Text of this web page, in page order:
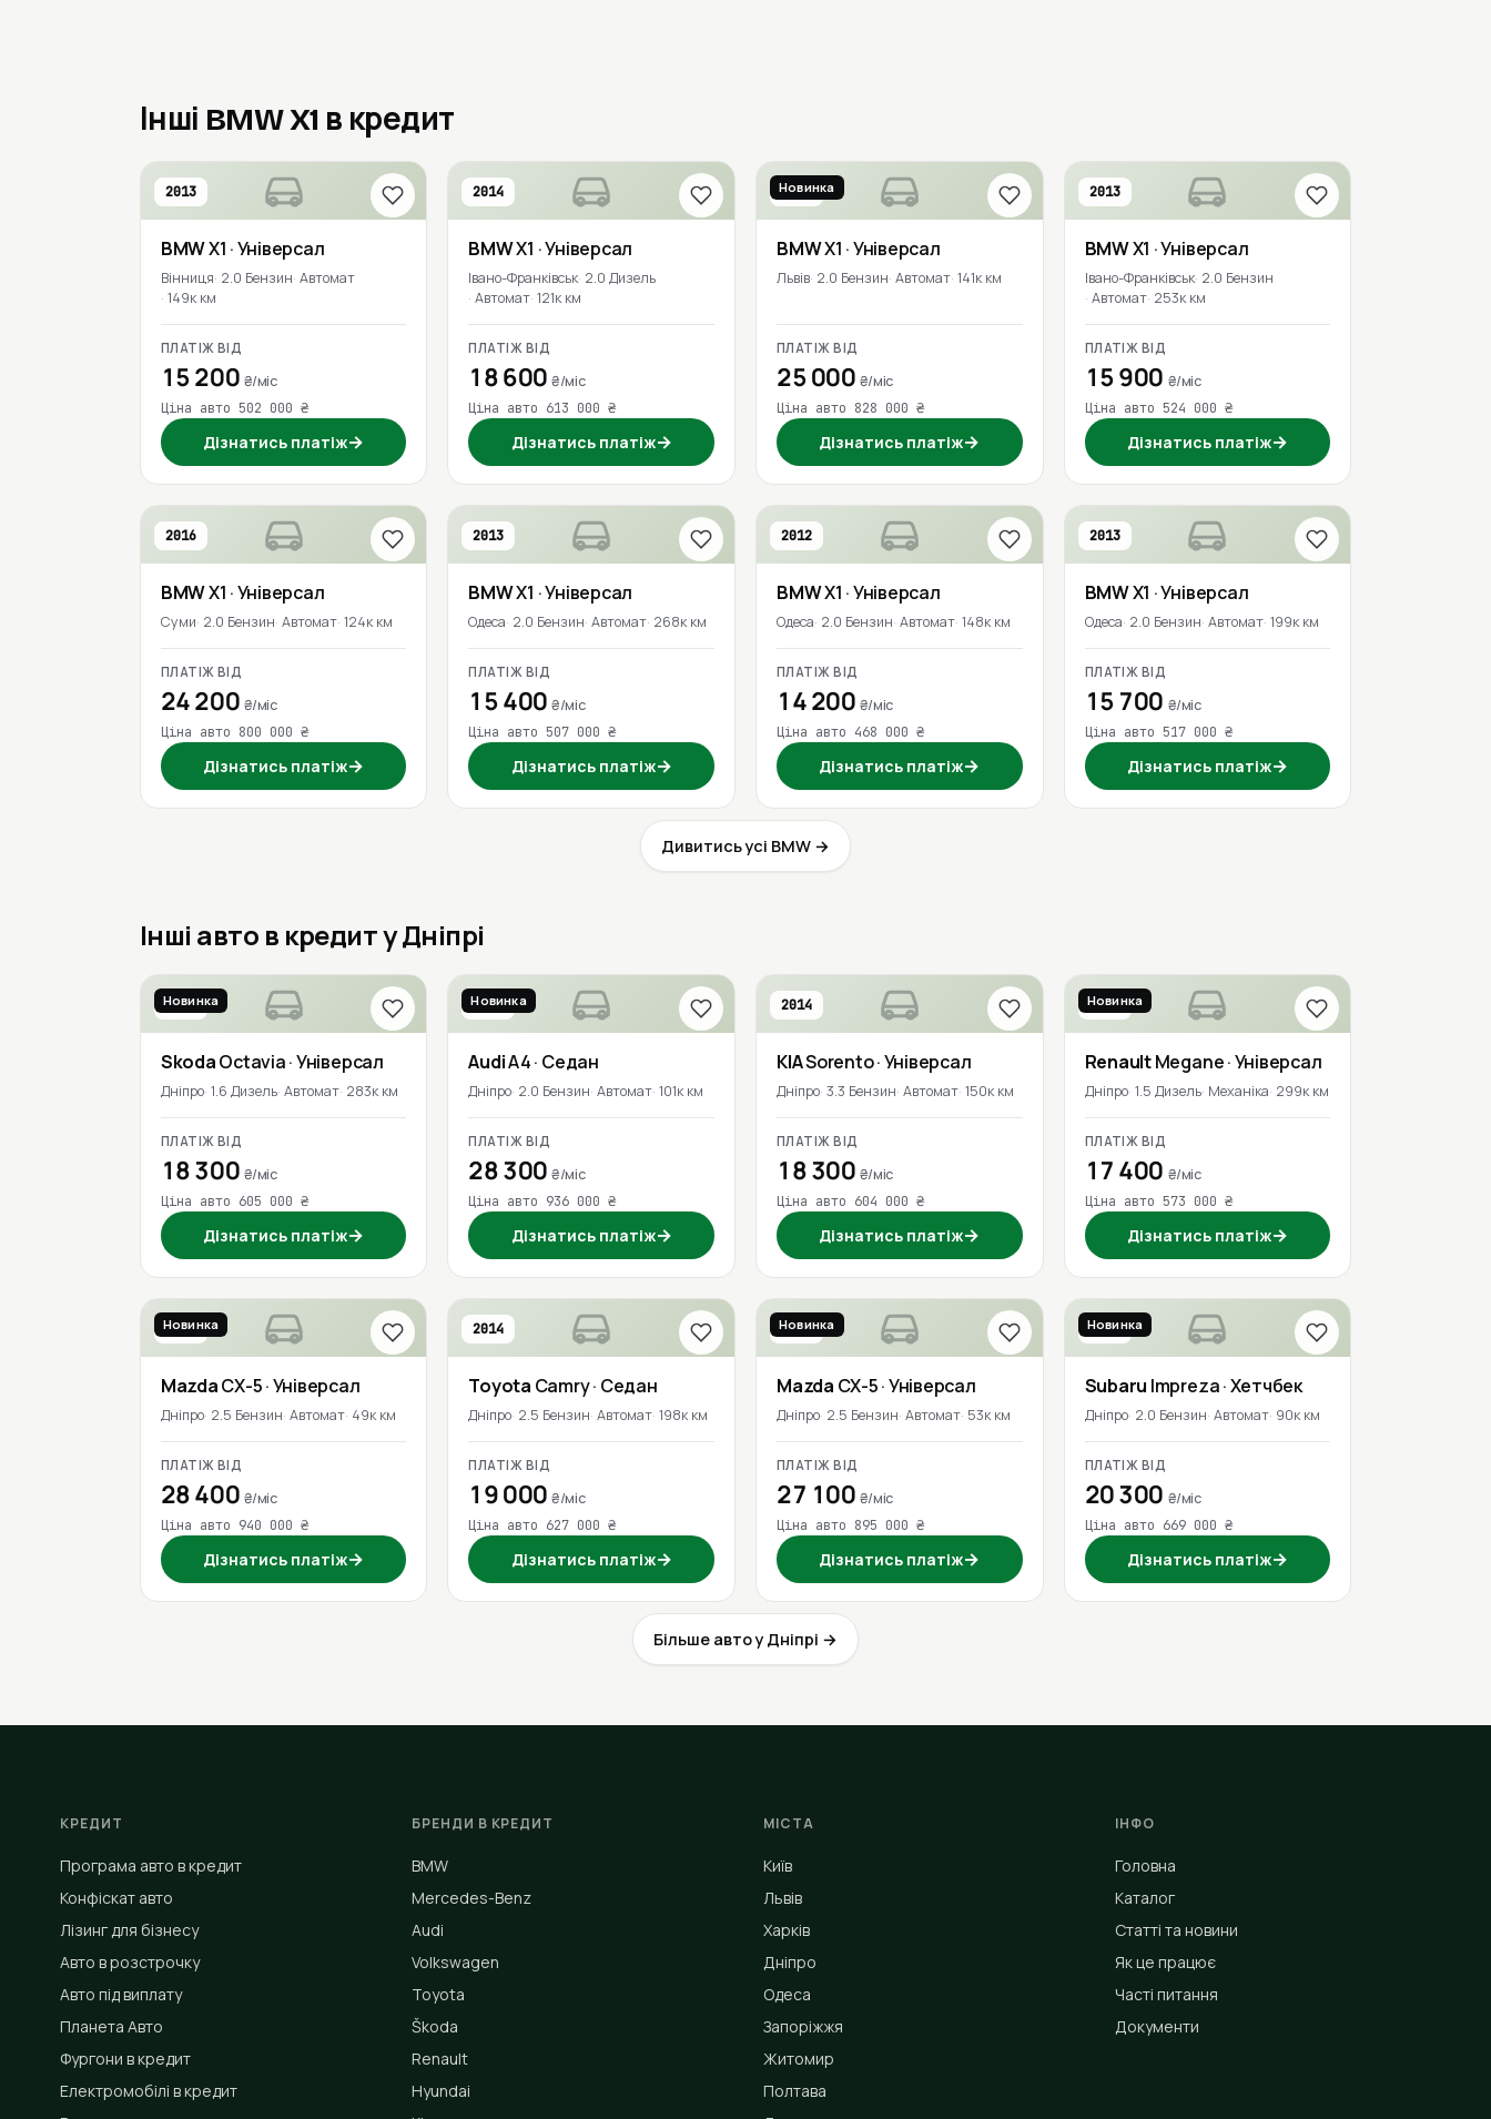
Інші BMW X1 в кредит
2013
BMWX1 · Універсал
Вінниця 2.0 Бензин Автомат
149к км
ПЛАТІЖ ВІД
15 200 ₴/міс
Ціна авто 502 000 ₴
Дізнатись платіж→
2014
BMWX1 · Універсал
Івано-Франківськ 2.0 Дизель
Автомат 121к км
ПЛАТІЖ ВІД
18 600₴/міс
Ціна авто 613 000 ₴
Дізнатись платіж→
2017
Новинка
BMWX1 · Універсал
Львів 2.0 Бензин Автомат 141к км
ПЛАТІЖ ВІД
25 000 ₴/міс
Ціна авто 828 000 ₴
Дізнатись платіж→
2013
BMWX1 · Універсал
Івано-Франківськ 2.0 Бензин
Автомат 253к км
ПЛАТІЖ ВІД
15 900 ₴/міс
Ціна авто 524 000 ₴
Дізнатись платіж→
2016
BMWX1 · Універсал
Суми 2.0 Бензин Автомат 124к км
ПЛАТІЖ ВІД
24 200 ₴/міс
Ціна авто 800 000 ₴
Дізнатись платіж→
2013
BMWX1 · Універсал
Одеса 2.0 Бензин Автомат 268к км
ПЛАТІЖ ВІД
15 400₴/міс
Ціна авто 507 000 ₴
Дізнатись платіж→
2012
BMWX1 · Універсал
Одеса 2.0 Бензин Автомат 148к км
ПЛАТІЖ ВІД
14 200 ₴/міс
Ціна авто 468 000 ₴
Дізнатись платіж→
2013
BMWX1 · Універсал
Одеса 2.0 Бензин Автомат 199к км
ПЛАТІЖ ВІД
15 700 ₴/міс
Ціна авто 517 000 ₴
Дізнатись платіж→
Дивитись усі BMW →
Інші авто в кредит у Дніпрі
2018
Новинка
SkodaOctavia· Універсал
Дніпро 1.6 Дизель Автомат 283к км
ПЛАТІЖ ВІД
18 300 ₴/міс
Ціна авто 605 000 ₴
Дізнатись платіж→
2017
Новинка
AudiA4· Седан
Дніпро 2.0 Бензин Автомат 101к км
ПЛАТІЖ ВІД
28 300₴/міс
Ціна авто 936 000 ₴
Дізнатись платіж→
2014
KIASorento· Універсал
Дніпро 3.3 Бензин Автомат 150к км
ПЛАТІЖ ВІД
18 300 ₴/міс
Ціна авто 604 000 ₴
Дізнатись платіж→
2017
Новинка
RenaultMegane· Універсал
Дніпро 1.5 Дизель Механіка 299к км
ПЛАТІЖ ВІД
17 400 ₴/міс
Ціна авто 573 000 ₴
Дізнатись платіж→
2022
Новинка
MazdaCX-5· Універсал
Дніпро 2.5 Бензин Автомат 49к км
ПЛАТІЖ ВІД
28 400 ₴/міс
Ціна авто 940 000 ₴
Дізнатись платіж→
2014
Toyota Camry· Седан
Дніпро 2.5 Бензин Автомат 198к км
ПЛАТІЖ ВІД
19 000₴/міс
Ціна авто 627 000 ₴
Дізнатись платіж→
2023
Новинка
Mazda CX-5· Універсал
Дніпро 2.5 Бензин Автомат 53к км
ПЛАТІЖ ВІД
27 100 ₴/міс
Ціна авто 895 000 ₴
Дізнатись платіж→
2018
Новинка
Subaru Impreza· Хетчбек
Дніпро 2.0 Бензин Автомат 90к км
ПЛАТІЖ ВІД
20 300 ₴/міс
Ціна авто 669 000 ₴
Дізнатись платіж→
Більше авто у Дніпрі →
КРЕДИТ
Програма авто в кредит
Конфіскат авто
Лізинг для бізнесу
Авто в розстрочку
Авто під виплату
Планета Авто
Фургони в кредит
Електромобілі в кредит
БРЕНДИ В КРЕДИТ
BMW
Mercedes-Benz
Audi
Volkswagen
Toyota
Škoda
Renault
Hyundai
МІСТА
Київ
Львів
Харків
Дніпро
Одеса
Запоріжжя
Житомир
Полтава
ІНФО
Головна
Каталог
Статті та новини
Як це працює
Часті питання
Документи